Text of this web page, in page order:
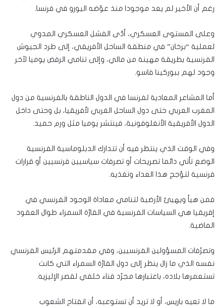
رغم أن الأخير لم يعد موجودا منذ عوّضه اليورو في فرنسا.
وعلى المستوى العسكري، أدّى الفشل العسكري المدوي
لعملية “برخان” في منطقة الساحل الأفريقي، إلى طرد الجيوش
الفرنسية بطريقة مهينة من مالي، وإلى تنامي الرفض يوميا لآخر
وجود لهم ببوركينا فاسو.
أما المشاعر المعادية لفرنسا في الدول الناطقة بالفرنسية من دول
المغرب العربي حتى دول الساحل الغربي لأفريقيا، بل وحتى داخل
الدول الأفريقية الأنغلوفونية، فينتشر يوميا مثل ورم حميد.
وفي الوقت الذي ينتظر فيه أن تتدارك الدبلوماسية الفرنسية
الوضع تأتي دائما تصريحات أو تصرفات سياسيين فرنسيين أو قرارات
فرنسية لتؤجج هذا العداء وتغذيه.
فمن هيأ ويهيئ الأرضية لتنامي معاداة الوجود الفرنسي في
إفريقيا هي السياسات الفرنسية في القارّة السمراء طوال العقود
الماضية.
وتصرّفات المسؤولين الفرنسيين، وفي مقدمتهم الرئيس الفرنسي
نفسه الذي ما زال ينظر إلى دول القارّة السمراء التي كانت
تستعمرها بلاده، باعتبارها مجرّد فناء خلفي لقصر الإليزيه.
ما لا تعيه باريس، أو لا تريد أن تستوعبه، أن انفتاح الشعوب